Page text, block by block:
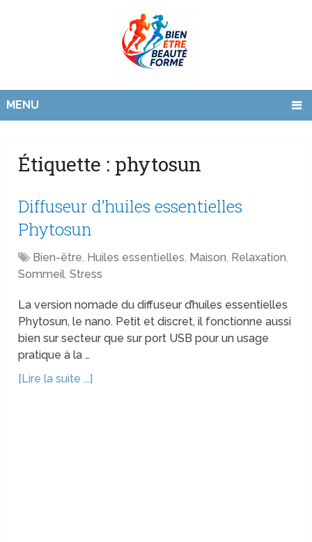
MENU
Étiquette : phytosun
Diffuseur d’huiles essentielles
Phytosun
Bien-être, Huiles essentielles, Maison, Relaxation,
Sommeil,Stress
La version nomade du diffuseur d’huiles essentielles
Phytosun, le nano. Petit et discret, il fonctionne aussi
bien sur secteur que sur port USB pour un usage
pratique à la …
[Lire la suite ...]